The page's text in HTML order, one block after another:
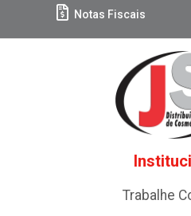
Notas Fiscais
Trabalhe